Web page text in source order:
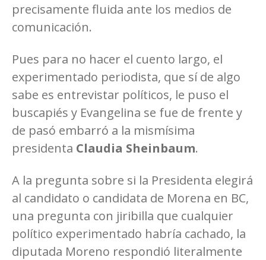
precisamente fluida ante los medios de
comunicación.
Pues para no hacer el cuento largo, el
experimentado periodista, que sí de algo
sabe es entrevistar políticos, le puso el
buscapiés y Evangelina se fue de frente y
de pasó embarró a la mismísima
presidenta Claudia Sheinbaum.
A la pregunta sobre si la Presidenta elegirá
al candidato o candidata de Morena en BC,
una pregunta con jiribilla que cualquier
político experimentado habría cachado, la
diputada Moreno respondió literalmente